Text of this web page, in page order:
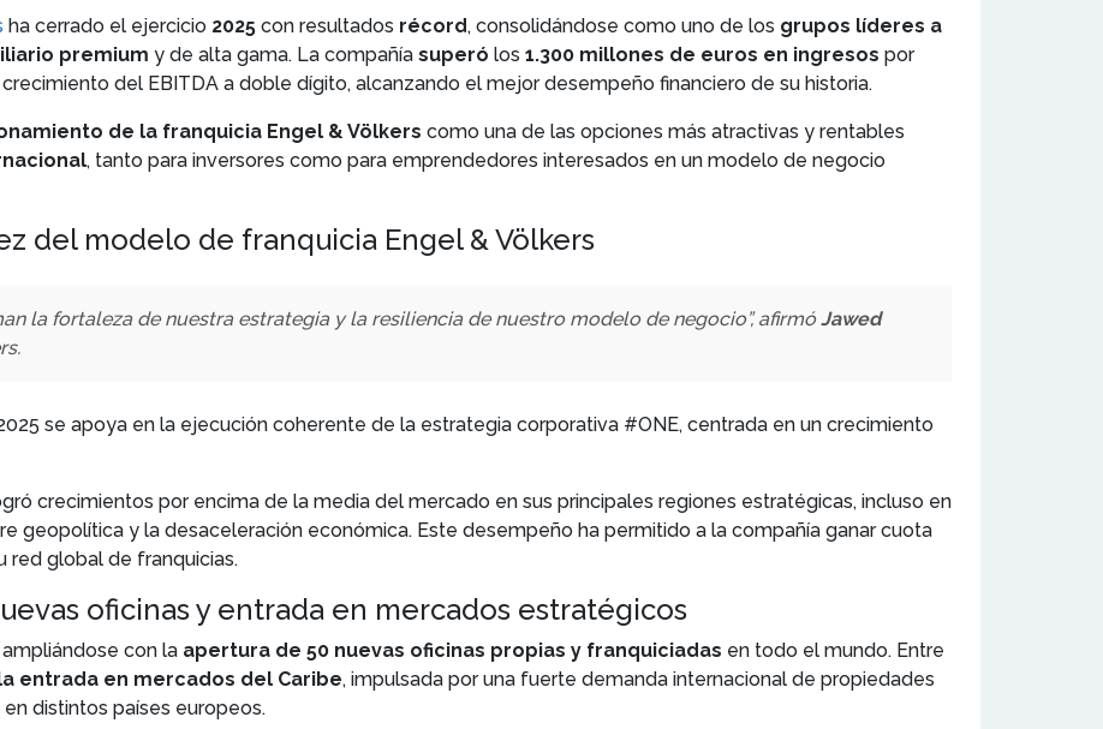
ha cerrado el ejercicio 2025 con resultados récord, consolidándose como uno de los grupos líderes a
premium y de alta gama. La compañía superó los 1.300 millones de euros en ingresos por
del EBITDA a doble dígito, alcanzando el mejor desempeño financiero de su historia.
de la franquicia Engel & Völkers como una de las opciones más atractivas y rentables
, tanto para inversores como para emprendedores interesados en un modelo de negocio
del modelo de franquicia Engel & Völkers
la fortaleza de nuestra estrategia y la resiliencia de nuestro modelo de negocio”, afirmóJawed
se apoya en la ejecución coherente de la estrategia corporativa #ONE, centrada en un crecimiento
crecimientos por encima de la media del mercado en sus principales regiones estratégicas, incluso en
geopolítica y la desaceleración económica. Este desempeño ha permitido a la compañía ganar cuota
red global de franquicias.
oficinas y entrada en mercados estratégicos
con la apertura de 50 nuevas oficinas propias y franquiciadas en todo el mundo. Entre
entrada en mercados del Caribe, impulsada por una fuerte demanda internacional de propiedades
distintos países europeos.